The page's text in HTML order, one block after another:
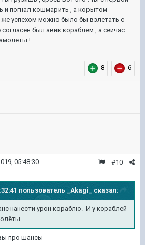
и погнал кошмарить , а корытом
же успехом можно было бы взлетать с
был авик кораблём , а сейчас
!
8 6
#10
05:48:30
пользователь _Akagi_ сказал:
нанести урон кораблю. И у кораблей
про шансы